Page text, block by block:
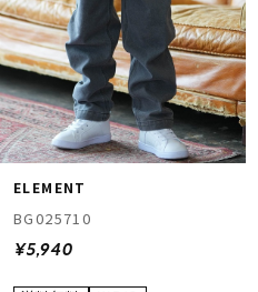
ELEMENT
BG025710
¥5,940